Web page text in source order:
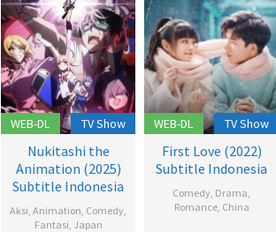
WEB-DL TV Show
Nukitashi the
Animation (2025)
Subtitle Indonesia
Aksi Animation Comedy
Fantasi Japan
WEB-DL TV Show
First Love (2022)
Subtitle Indonesia
Comedy Drama
Romance, China